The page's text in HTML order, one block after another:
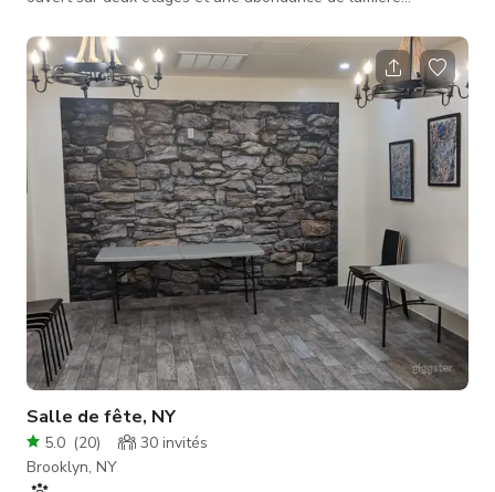
Brooklyn et Manhattan, et possède un caractère lumineux et
chaleureux avec des finitions de haute qualité qui dégagent
une élégance raffinée. La cuisine ouverte, la terrasse sur le
toit, les 2 salles de bains et un salon qui s'ouvre directement
sur un second loun
Salle de fête, NY
5.0 (20) 30 invités
Brooklyn, NY